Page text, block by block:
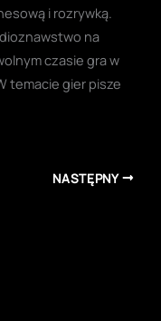
i rozrywką.
na
czasie gra w
temacie gier pisze
NASTĘPNY